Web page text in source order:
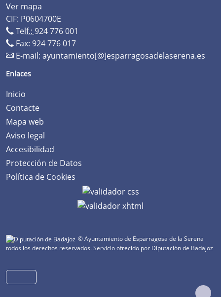
Ver mapa
CIF: P0604700E
Telf.: 924 776 001
Fax: 924 776 017
E-mail: ayuntamiento[@]esparragosadelaserena.es
Enlaces
Inicio
Contacte
Mapa web
Aviso legal
Accesibilidad
Protección de Datos
Política de Cookies
© Ayuntamiento de Esparragosa de la Serena
todos los derechos reservados.Servicio ofrecido por Diputación de Badajoz